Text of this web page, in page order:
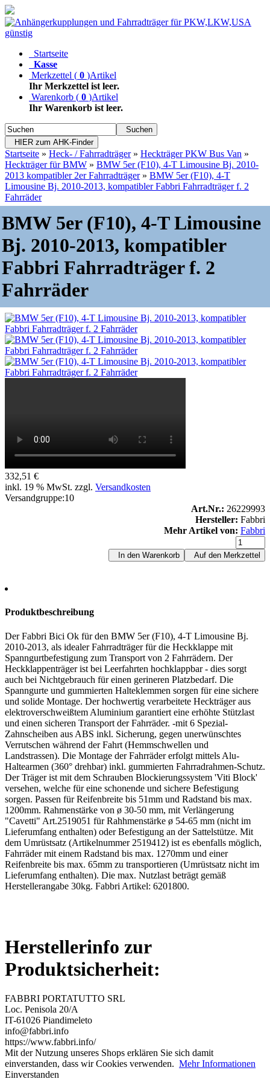
Startseite
Kasse
Merkzettel ( 0 )Artikel
Ihr Merkzettel ist leer.
Warenkorb ( 0 )Artikel
Ihr Warenkorb ist leer.
Suchen
HIER zum AHK-Finder
Startseite » Heck- / Fahrradträger» Heckträger PKW Bus Van »
Heckträger für BMW » BMW 5er (F10), 4-T Limousine Bj. 2010-
2013 kompatibler 2er Fahrradträger» BMW 5er (F10), 4-T
Limousine Bj. 2010-2013, kompatibler Fabbri Fahrradträger f. 2
Fahrräder
BMW 5er (F10), 4-T Limousine
Bj. 2010-2013, kompatibler
Fabbri Fahrradträger f. 2
Fahrräder
332,51 €
inkl. 19 % MwSt. zzgl. Versandkosten
Versandgruppe:10
Art.Nr.: 26229993
Hersteller: Fabbri
Mehr Artikel von: Fabbri
In den Warenkorb Auf den Merkzettel
Produktbeschreibung
Der Fabbri Bici Ok für den BMW 5er (F10), 4-T Limousine Bj.
2010-2013, als idealer Fahrradträger für die Heckklappe mit
Spanngurtbefestigung zum Transport von 2 Fahrrädern. Der
Heckklappenträger ist bei Leerfahrten hochklappbar - dies sorgt
auch bei Nichtgebrauch für einen gerineren Platzbedarf. Die
Spanngurte und gummierten Halteklemmen sorgen für eine sichere
und solide Montage. Der hochwertig verarbeitete Heckträger aus
elektroverschweißtem Aluminium garantiert eine erhöhte Stützlast
und einen sicheren Transport der Fahrräder. -mit 6 Spezial-
Zahnscheiben aus ABS inkl. Sicherung, gegen unerwünschtes
Verrutschen während der Fahrt (Hemmschwellen und
Landstrassen). Die Montage der Fahrräder erfolgt mittels Alu-
Haltearmen (360° drehbar) inkl. gummierten Fahrradrahmen-Schutz.
Der Träger ist mit dem Schrauben Blockierungssystem 'Viti Block'
versehen, welche für eine schonende und sichere Befestigung
sorgen. Passen für Reifenbreite bis 51mm und Radstand bis max.
1200mm. Rahmenstärke von ø 30-50 mm, mit Verlängerung
"Cavetti" Art.2519051 für Rahhmenstärke ø 54-65 mm (nicht im
Lieferumfang enthalten) oder Befestigung an der Sattelstütze. Mit
dem Umrüstsatz (Artikelnummer 2519412) ist es ebenfalls möglich,
Fahrräder mit einem Radstand bis max. 1270mm und einer
Reifenbreite bis max. 65mm zu transportieren (Umrüstsatz nicht im
Lieferumfang enthalten). Die max. Nutzlast beträgt gemäß
Herstellerangabe 30kg. Fabbri Artikel: 6201800.
Herstellerinfo zur
Produktsicherheit:
FABBRI PORTATUTTO SRL
Loc. Penisola 20/A
IT-61026 Piandimeleto
info@fabbri.info
https://www.fabbri.info/
Mit der Nutzung unseres Shops erklären Sie sich damit
einverstanden, dass wir Cookies verwenden. Mehr Informationen
Einverstanden